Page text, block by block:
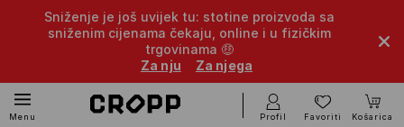
Sniženje je još uvijek tu: stotine proizvoda sa
sniženim cijenama čekaju, online i u fizičkim
trgovinama 🤑
Za nju
Za njega
Menu Profil Favoriti Košarica